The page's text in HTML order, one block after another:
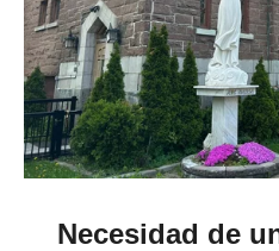
Necesidad de